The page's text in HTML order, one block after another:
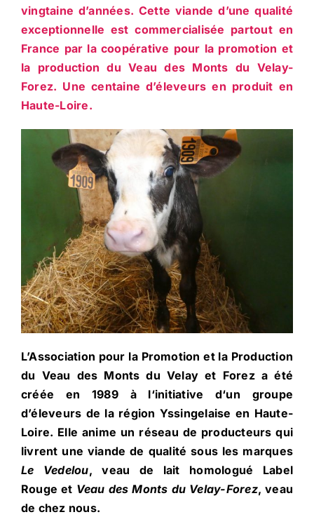
vingtaine d’années. Cette viande d’une qualité
exceptionnelle est commercialisée partout en
France par la coopérative pour la promotion et
la production du Veau des Monts du Velay-
Forez. Une centaine d’éleveurs en produit en
Haute-Loire.
L’Association pour la Promotion et la Production
du Veau des Monts du Velay et Forez a été
créée en 1989 à l‘initiative d‘un groupe
d’éleveurs de la région Yssingelaise en Haute-
Loire. Elle anime un réseau de producteurs qui
livrent une viande de qualité sous les marques
Le Vedelou, veau de lait homologué Label
Rouge et Veau des Monts du Velay-Forez, veau
de chez nous.